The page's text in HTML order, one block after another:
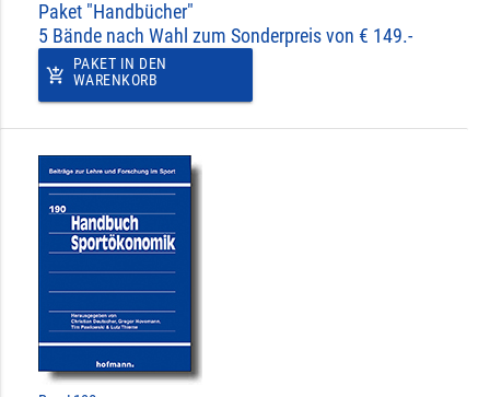
Paket "Handbücher"
5 Bände nach Wahl zum Sonderpreis von € 149.-
add_shopping_cart
PAKET IN DEN
WARENKORB